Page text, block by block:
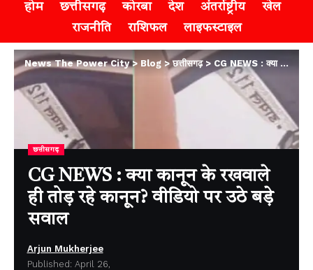
होम छत्तीसगढ़ कोरबा देश अंतर्राष्ट्रीय
खेल
राजनीति
राशिफल लाइफस्टाइल
News The Power City>Blog> छत्तीसगढ़> CG NEWS : क्या कानून के रखवाले ही तोड़ रहे कानून? वीडियो पर उठे बड़े सवाल
छत्तीसगढ़
CG NEWS : क्या कानून के रखवाले
ही तोड़ रहे कानून? वीडियो पर उठे बड़े
सवाल
Arjun Mukherjee
Published: April 26,